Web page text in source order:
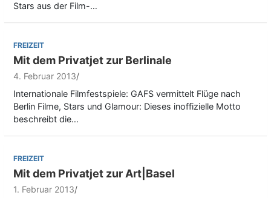
Stars aus der Film-…
FREIZEIT
Mit dem Privatjet zur Berlinale
4. Februar 2013
Internationale Filmfestspiele: GAFS vermittelt Flüge nach
Berlin Filme, Stars und Glamour: Dieses inoffizielle Motto
beschreibt die…
FREIZEIT
Mit dem Privatjet zur Art|Basel
1. Februar 2013